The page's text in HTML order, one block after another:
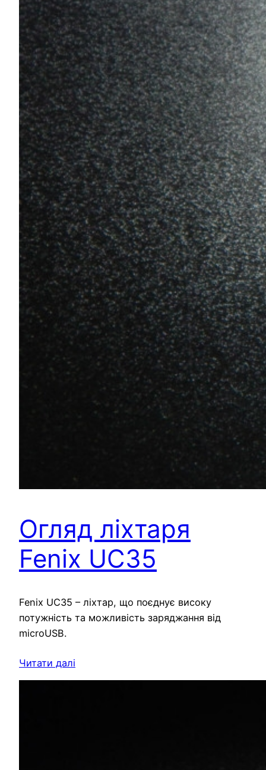
Огляд ліхтаря
Fenix UC35
Fenix UC35 – ліхтар, що поєднує високу
потужність та можливість заряджання від
microUSB.
Читати далі